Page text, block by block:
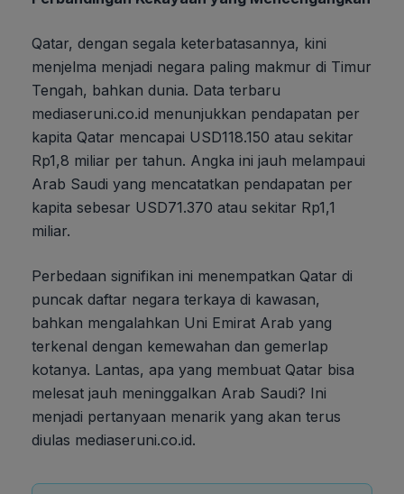
Qatar, dengan segala keterbatasannya, kini
menjelma menjadi negara paling makmur di Timur
Tengah, bahkan dunia. Data terbaru
mediaseruni.co.id menunjukkan pendapatan per
kapita Qatar mencapai USD118.150 atau sekitar
Rp1,8 miliar per tahun. Angka ini jauh melampaui
Arab Saudi yang mencatatkan pendapatan per
kapita sebesar USD71.370 atau sekitar Rp1,1
miliar.
Perbedaan signifikan ini menempatkan Qatar di
puncak daftar negara terkaya di kawasan,
bahkan mengalahkan Uni Emirat Arab yang
terkenal dengan kemewahan dan gemerlap
kotanya. Lantas, apa yang membuat Qatar bisa
melesat jauh meninggalkan Arab Saudi? Ini
menjadi pertanyaan menarik yang akan terus
diulas mediaseruni.co.id.